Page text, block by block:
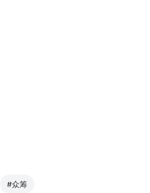
#众筹